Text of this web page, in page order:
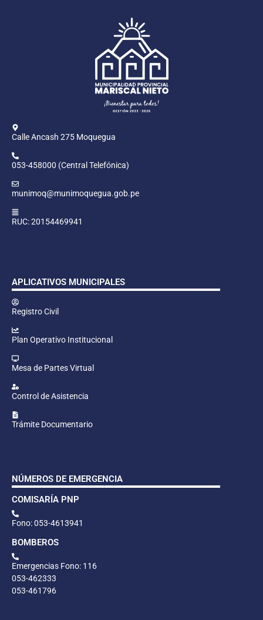
Calle Ancash 275 Moquegua
053-458000 (Central Telefónica)
munimoq@munimoquegua.gob.pe
RUC: 20154469941
APLICATIVOS MUNICIPALES
Registro Civil
Plan Operativo Institucional
Mesa de Partes Virtual
Control de Asistencia
Trámite Documentario
NÚMEROS DE EMERGENCIA
COMISARÍA PNP
Fono: 053-4613941
BOMBEROS
Emergencias Fono: 116
053-462333
053-461796